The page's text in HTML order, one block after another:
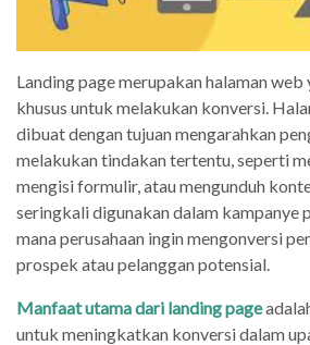
Landing page merupakan halaman web
khusus untuk melakukan konversi.
dibuat dengan tujuan mengarahkan
melakukan tindakan tertentu, seperti
mengisi formulir, atau mengunduh
seringkali digunakan dalam kampanye
mana perusahaan ingin mengonversi
prospek atau pelanggan potensial.
Manfaat utama dari landing page
untuk meningkatkan konversi dalam